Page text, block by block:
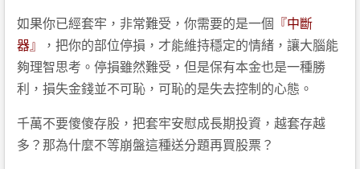
如果你已經套牢，非常難受，你需要的是一個 『中斷
器』
，把你的部位停損，才能維持穩定的情緒，讓大腦能
夠理智思考。停損雖然難受，但是保有本金也是一種勝
利，損失金錢並不可恥，可恥的是失去控制的心態。
千萬不要傻傻存股，把套牢安慰成長期投資，越套存越
多？那為什麼不等崩盤這種送分題再買股票？